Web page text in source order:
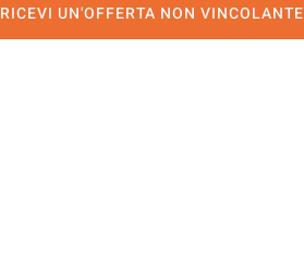
RICEVI UN'OFFERTA NON VINCOLANTE